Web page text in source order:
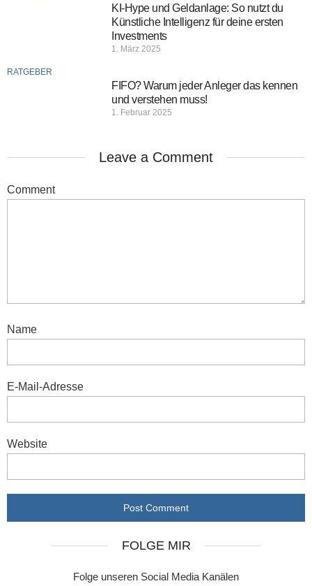
KI-Hype und Geldanlage: So nutzt du
Künstliche Intelligenz für deine ersten
Investments
1. März 2025
RATGEBER
FIFO? Warum jeder Anleger das kennen
und verstehen muss!
1. Februar 2025
Leave a Comment
Comment
Name
E-Mail-Adresse
Website
FOLGE MIR
Folge unseren Social Media Kanälen